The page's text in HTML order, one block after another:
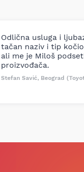
Odlična usluga i
tačan naziv i tip
ali me je Miloš
proizvođača.
Stefan Savić, Beograd